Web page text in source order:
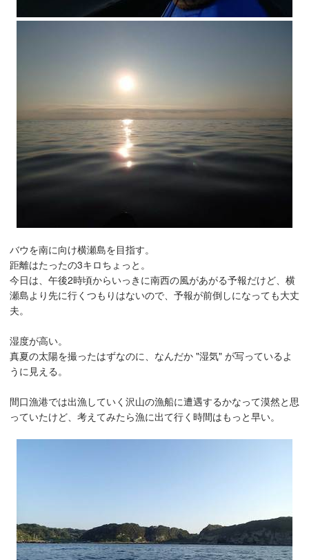
バウを南に向け横瀬島を目指す。
距離はたったの3キロちょっと。
今日は、午後2時頃からいっきに南西の風があがる予報だけど、横
瀬島より先に行くつもりはないので、予報が前倒しになっても大丈
夫。
湿度が高い。
真夏の太陽を撮ったはずなのに、なんだか "湿気" が写っているよ
うに見える。
間口漁港では出漁していく沢山の漁船に遭遇するかなって漠然と思
っていたけど、考えてみたら漁に出て行く時間はもっと早い。